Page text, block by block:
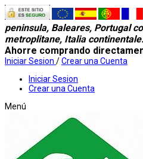
peninsula, Baleares, Portugal
metroplitane, Italia continentale.
Ahorre comprando
Iniciar Sesion /Crear una Cuenta
Iniciar Sesion
Crear una Cuenta
Menú